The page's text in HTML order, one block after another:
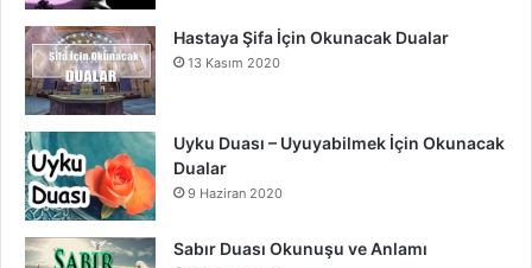
Hastaya Şifa İçin Okunacak Dualar
13 Kasım 2020
Uyku Duası – Uyuyabilmek İçin Okunacak
Dualar
9 Haziran 2020
Sabır Duası Okunuşu ve Anlamı